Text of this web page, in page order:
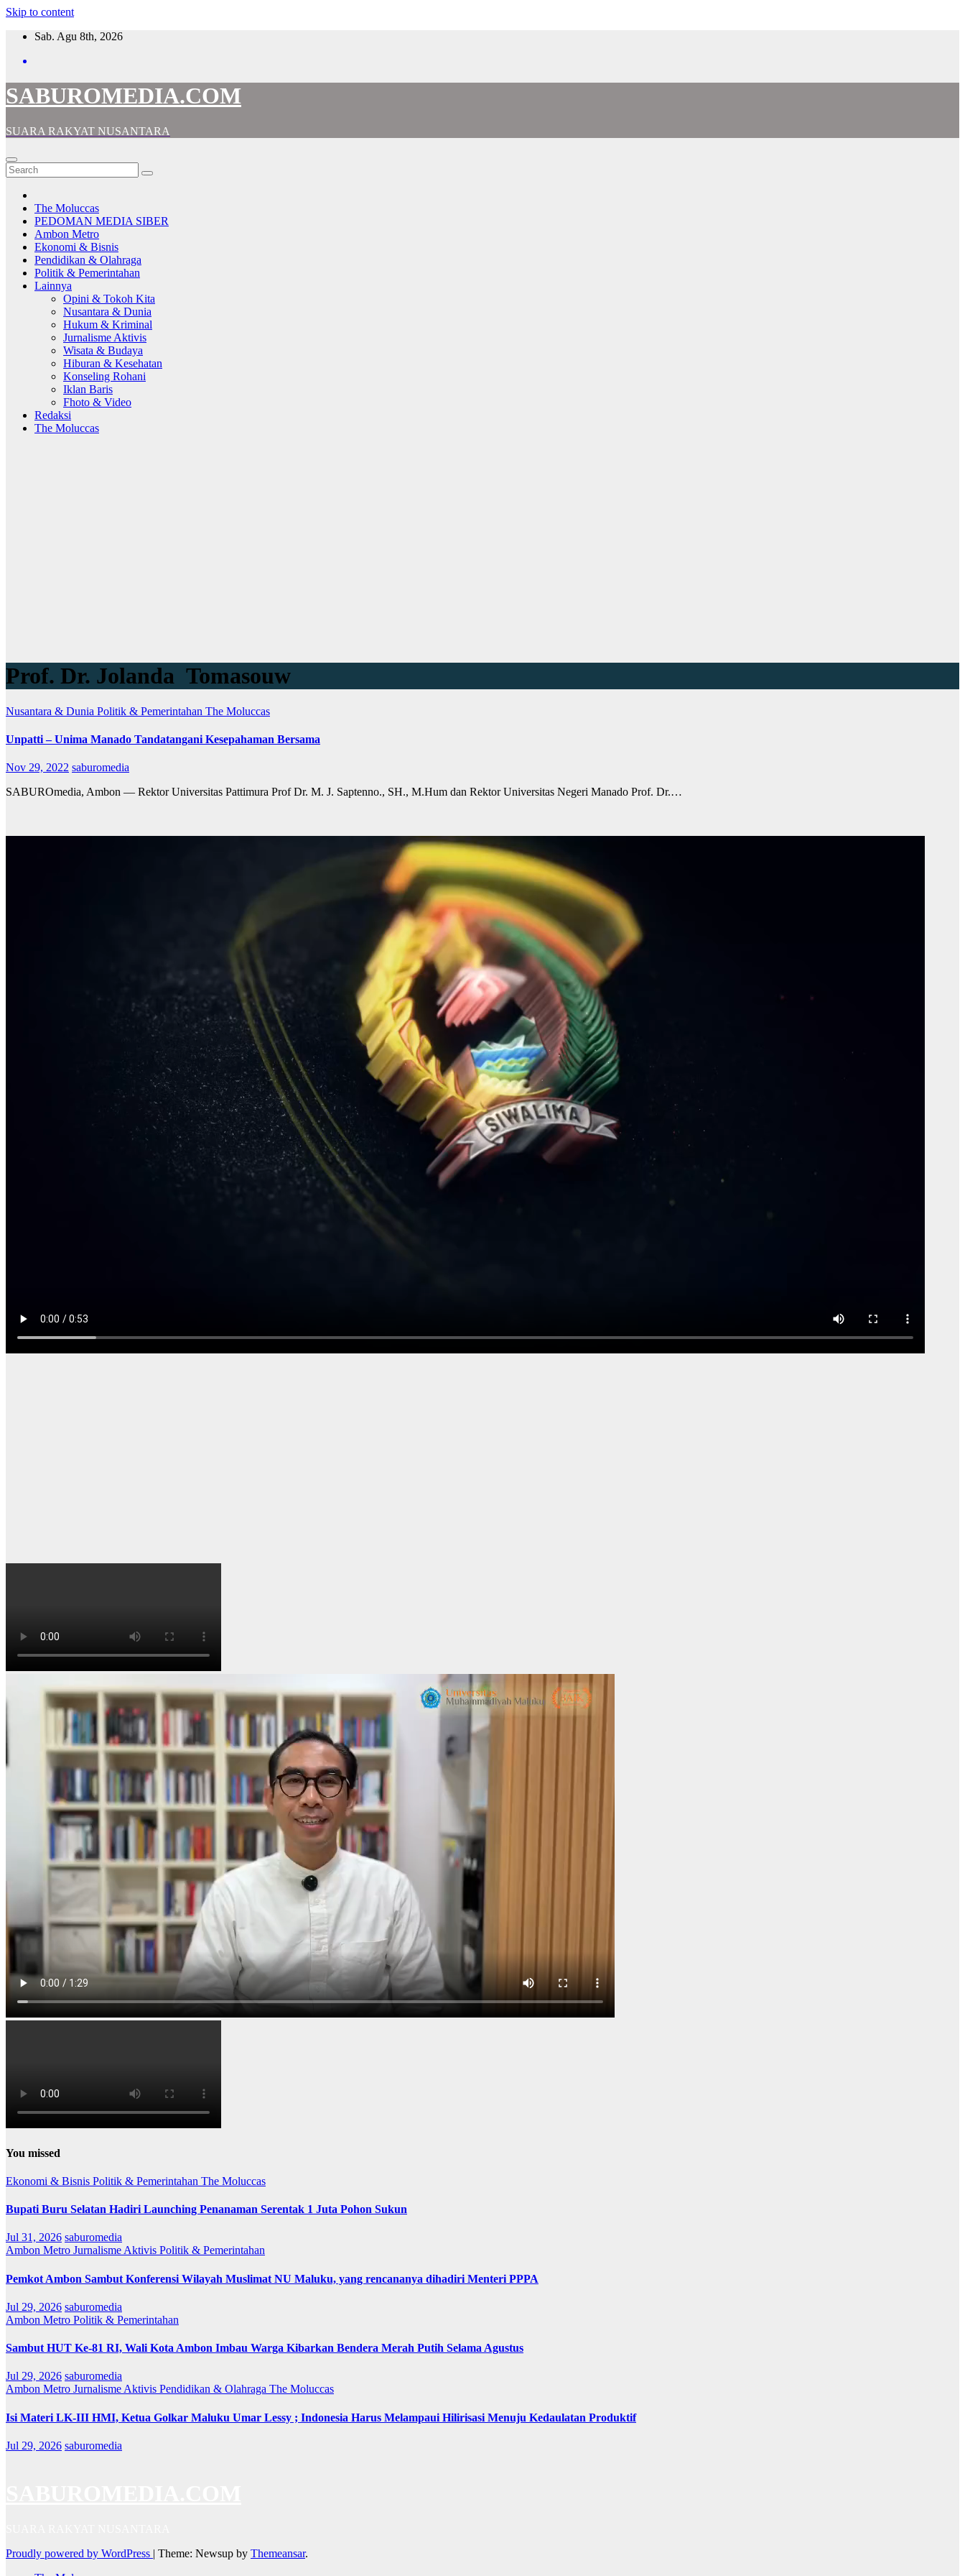
Skip to content
Sab. Agu 8th, 2026
SABUROMEDIA.COM
SUARA RAKYAT NUSANTARA
The Moluccas
PEDOMAN MEDIA SIBER
Ambon Metro
Ekonomi & Bisnis
Pendidikan & Olahraga
Politik & Pemerintahan
Lainnya
Opini & Tokoh Kita
Nusantara & Dunia
Hukum & Kriminal
Jurnalisme Aktivis
Wisata & Budaya
Hiburan & Kesehatan
Konseling Rohani
Iklan Baris
Fhoto & Video
Redaksi
The Moluccas
Prof. Dr. Jolanda Tomasouw
Nusantara & Dunia Politik & Pemerintahan The Moluccas
Unpatti – Unima Manado Tandatangani Kesepahaman Bersama
Nov 29, 2022 saburomedia
SABUROmedia, Ambon — Rektor Universitas Pattimura Prof Dr. M. J. Saptenno., SH., M.Hum dan Rektor Universitas Negeri Manado Prof. Dr.…
You missed
Ekonomi & Bisnis Politik & Pemerintahan The Moluccas
Bupati Buru Selatan Hadiri Launching Penanaman Serentak 1 Juta Pohon Sukun
Jul 31, 2026 saburomedia
Ambon Metro Jurnalisme Aktivis Politik & Pemerintahan
Pemkot Ambon Sambut Konferensi Wilayah Muslimat NU Maluku, yang rencananya dihadiri Menteri PPPA
Jul 29, 2026 saburomedia
Ambon Metro Politik & Pemerintahan
Sambut HUT Ke-81 RI, Wali Kota Ambon Imbau Warga Kibarkan Bendera Merah Putih Selama Agustus
Jul 29, 2026 saburomedia
Ambon Metro Jurnalisme Aktivis Pendidikan & Olahraga The Moluccas
Isi Materi LK-III HMI, Ketua Golkar Maluku Umar Lessy ; Indonesia Harus Melampaui Hilirisasi Menuju Kedaulatan Produktif
Jul 29, 2026 saburomedia
Proudly powered by WordPress | Theme: Newsup by Themeansar.